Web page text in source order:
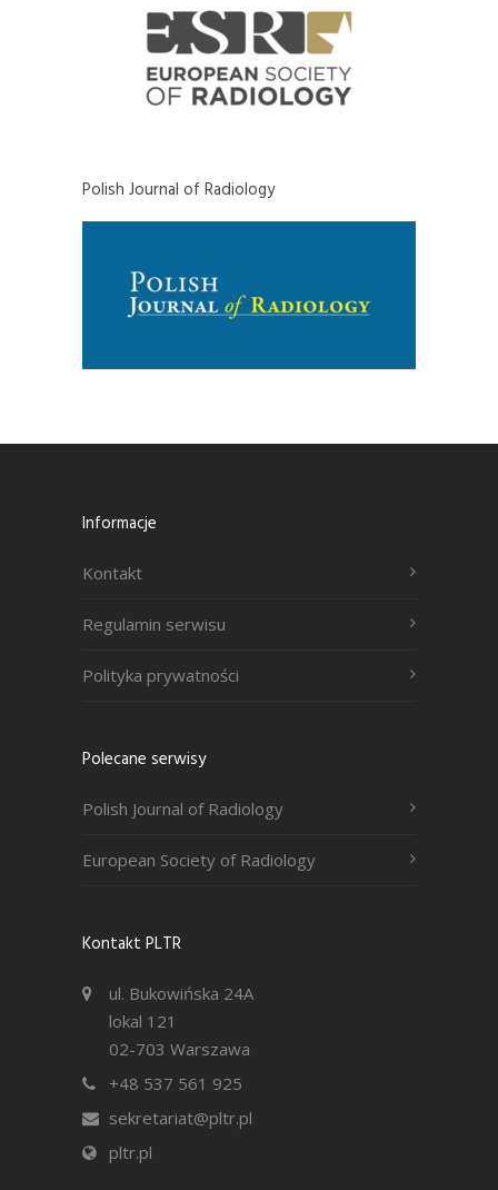
Polish Journal of Radiology
Informacje
Kontakt
Regulamin serwisu
Polityka prywatności
Polecane serwisy
Polish Journal of Radiology
European Society of Radiology
Kontakt PLTR
ul. Bukowińska 24A
lokal 121
02-703 Warszawa
+48 537 561 925
sekretariat@pltr.pl
pltr.pl